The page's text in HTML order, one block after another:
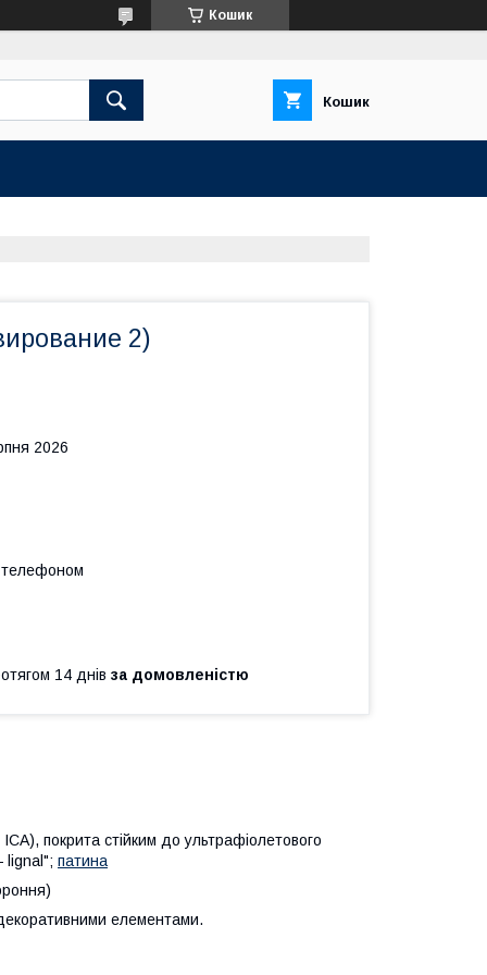
Кошик
Кошик
2)
2026
телефоном
14 днів за домовленістю
покрита стійким до ультрафіолетового
lignal"; патина
елементами.